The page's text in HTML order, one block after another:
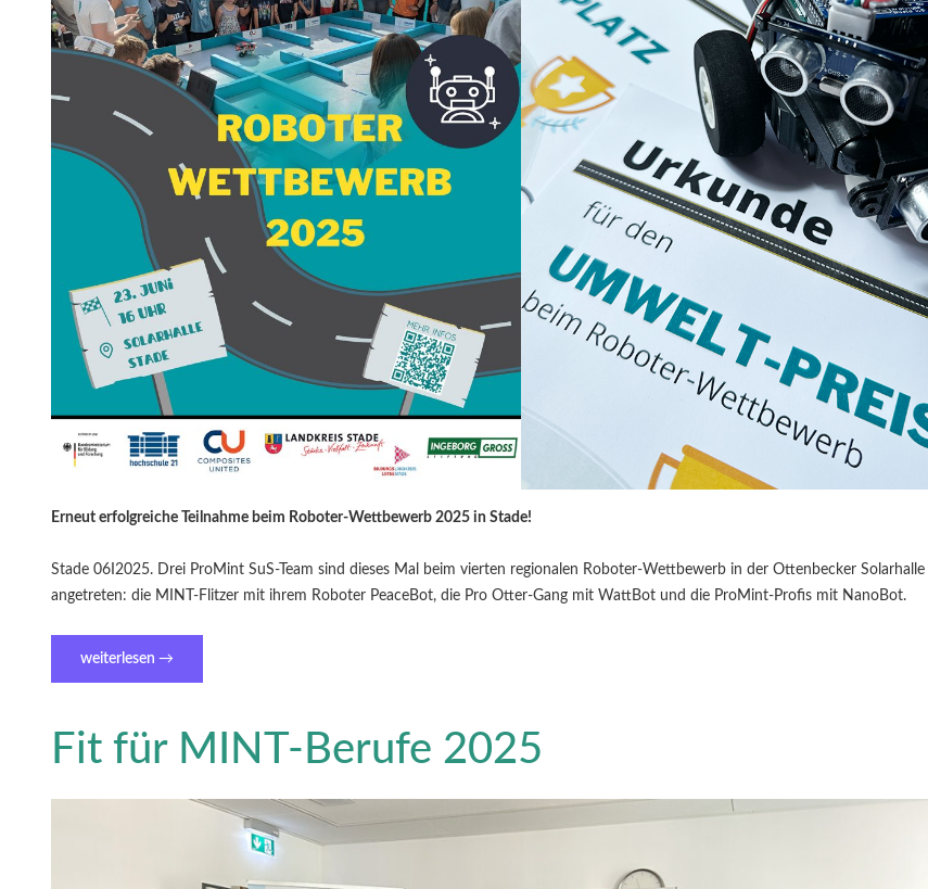
Erneut erfolgreiche Teilnahme beim Roboter-Wettbewerb 2025 in Stade!
Stade 06I2025. Drei ProMint SuS-Team sind dieses Mal beim vierten regionalen Roboter-Wettbewerb in der Ottenbecker Solarhalle
angetreten: die MINT-Flitzer mit ihrem Roboter PeaceBot, die Pro Otter-Gang mit WattBot und die ProMint-Profis mit NanoBot.
weiterlesen →
Fit für MINT-Berufe 2025